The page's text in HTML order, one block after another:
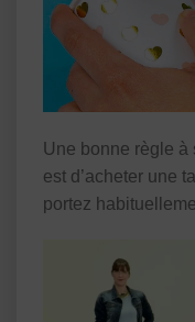
Une bonne règle à
est d’acheter une
portez